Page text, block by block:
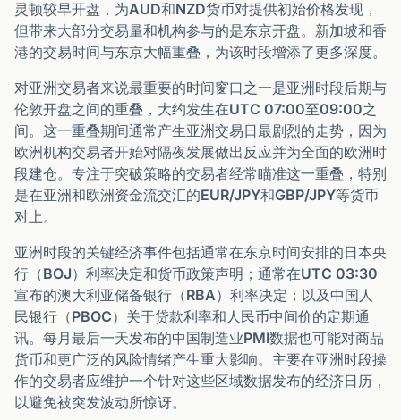
灵顿较早开盘，为AUD和NZD货币对提供初始价格发现，
但带来大部分交易量和机构参与的是东京开盘。新加坡和香
港的交易时间与东京大幅重叠，为该时段增添了更多深度。
对亚洲交易者来说最重要的时间窗口之一是亚洲时段后期与
伦敦开盘之间的重叠，大约发生在UTC 07:00至09:00之
间。这一重叠期间通常产生亚洲交易日最剧烈的走势，因为
欧洲机构交易者开始对隔夜发展做出反应并为全面的欧洲时
段建仓。专注于突破策略的交易者经常瞄准这一重叠，特别
是在亚洲和欧洲资金流交汇的EUR/JPY和GBP/JPY等货币
对上。
亚洲时段的关键经济事件包括通常在东京时间安排的日本央
行（BOJ）利率决定和货币政策声明；通常在UTC 03:30
宣布的澳大利亚储备银行（RBA）利率决定；以及中国人
民银行（PBOC）关于贷款利率和人民币中间价的定期通
讯。每月最后一天发布的中国制造业PMI数据也可能对商品
货币和更广泛的风险情绪产生重大影响。主要在亚洲时段操
作的交易者应维护一个针对这些区域数据发布的经济日历，
以避免被突发波动所惊讶。